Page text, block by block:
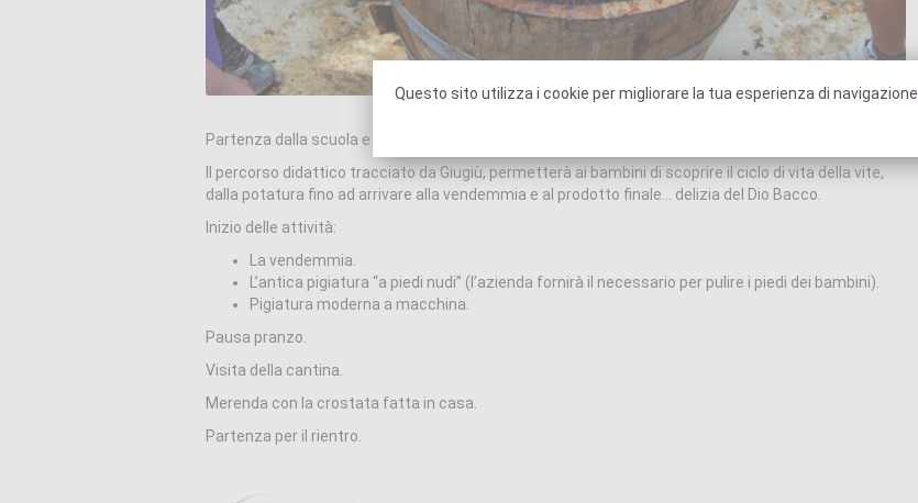
Partenza dalla scuola e incontro con l’animatore presso l’azienda agricola.
Il percorso didattico tracciato da Giugiù, permetterà ai bambini di scoprire il ciclo di vita della vite,
dalla potatura fino ad arrivare alla vendemmia e al prodotto finale… delizia del Dio Bacco.
Inizio delle attività:
La vendemmia.
L’antica pigiatura “a piedi nudi” (l’azienda fornirà il necessario per pulire i piedi dei bambini).
Pigiatura moderna a macchina.
Pausa pranzo.
Visita della cantina.
Merenda con la crostata fatta in casa.
Partenza per il rientro.
Questo sito utilizza i cookie per migliorare la tua esperienza di navigazione.